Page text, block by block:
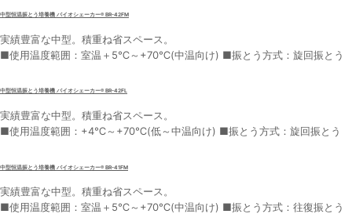
中型恒温振とう培養機 バイオシェーカー® BR-42FM
実績豊富な中型。積重ね省スペース。
■使用温度範囲：室温＋5℃～+70℃(中温向け) ■振とう方式：旋回振とう
中型恒温振とう培養機 バイオシェーカー® BR-42FL
実績豊富な中型。積重ね省スペース。
■使用温度範囲：+4℃～+70℃(低～中温向け) ■振とう方式：旋回振とう
中型恒温振とう培養機 バイオシェーカー® BR-41FM
実績豊富な中型。積重ね省スペース。
■使用温度範囲：室温＋5℃～+70℃(中温向け) ■振とう方式：往復振とう